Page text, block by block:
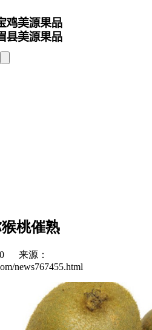
桃催熟
来源：
news767455.html